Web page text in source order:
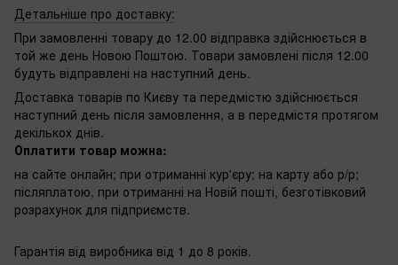
Детальніше про доставку:
При замовленні товару до 12.00 відправка здійснюється в
той же день Новою Поштою. Товари замовлені після 12.00
будуть відправлені на наступний день.
Доставка товарів по Києву та передмістю здійснюється
наступний день після замовлення, а в передмістя протягом
декількох днів.
Оплатити товар можна:
на сайте онлайн; при отриманні кур'єру; на карту або р/р;
післяплатою, при отриманні на Новій пошті, безготівковий
розрахунок для підприємств.
Гарантія від виробника від 1 до 8 років.